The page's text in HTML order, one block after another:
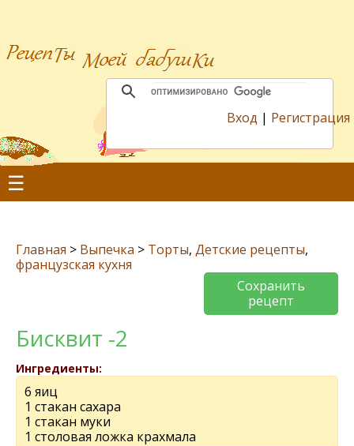
Вход | Регистрация
☰
Главная > Выпечка > Торты, Детские рецепты,
французская кухня
Сохранить
рецепт
Бисквит -2
Ингредиенты:
6 яиц
1 стакан сахара
1 стакан муки
1 столовая ложка крахмала